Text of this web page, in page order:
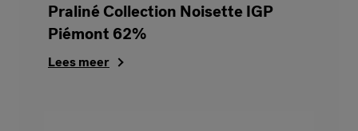
Praliné Collection Noisette IGP
Piémont 62%
Lees meer